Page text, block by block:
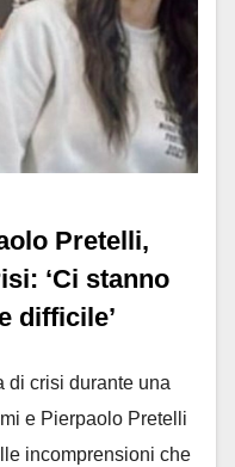
Pretelli,
‘Ci stanno
difficile’
di crisi durante una
e Pierpaolo Pretelli
incomprensioni che